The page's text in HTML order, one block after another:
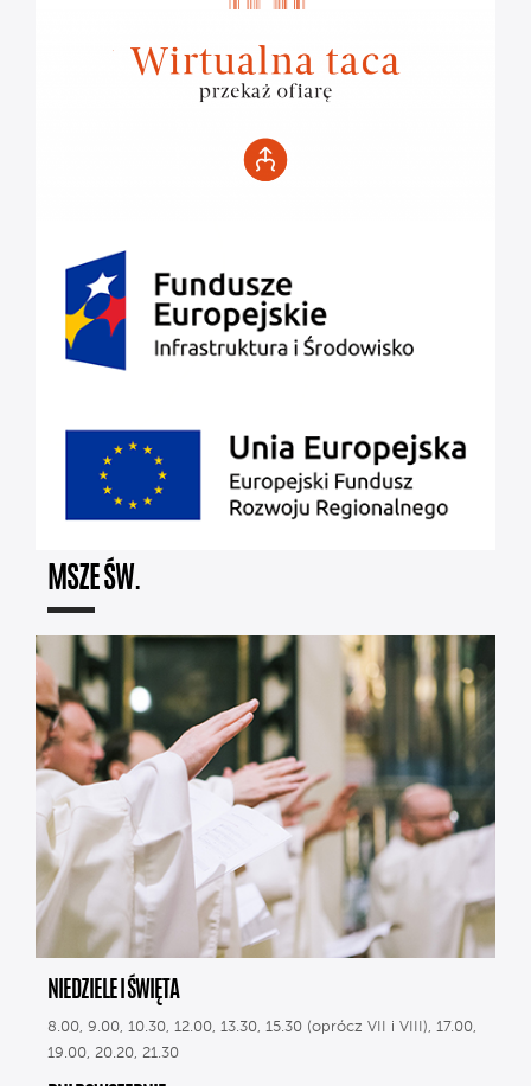
MSZE ŚW.
NIEDZIELE I ŚWIĘTA
8.00, 9.00, 10.30, 12.00, 13.30, 15.30 (oprócz VII i VIII), 17.00,
19.00, 20.20, 21.30